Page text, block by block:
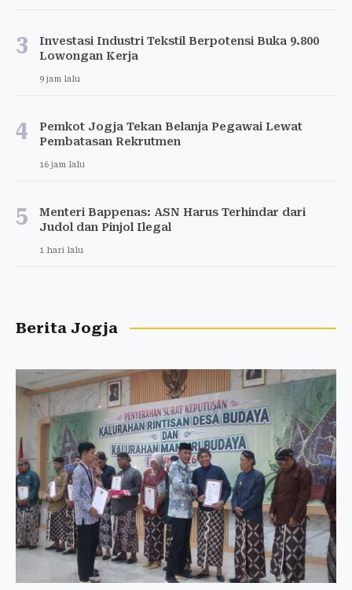
3
Investasi Industri Tekstil Berpotensi Buka 9.800
Lowongan Kerja
9 jam lalu
4
Pemkot Jogja Tekan Belanja Pegawai Lewat
Pembatasan Rekrutmen
16 jam lalu
5
Menteri Bappenas: ASN Harus Terhindar dari
Judol dan Pinjol Ilegal
1 hari lalu
Berita Jogja